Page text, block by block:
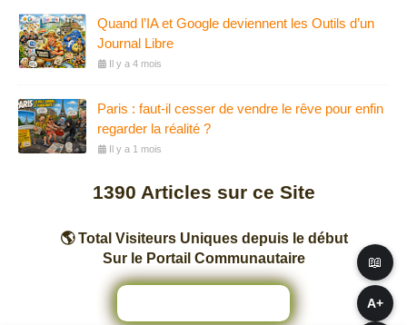
A+
📖
Quand l’IA et Google deviennent les Outils d’un
Journal Libre
Il y a 4 mois
Paris : faut-il cesser de vendre le rêve pour enfin
regarder la réalité ?
Il y a 1 mois
1390 Articles sur ce Site
🌎 Total Visiteurs Uniques depuis le début
Sur le Portail Communautaire